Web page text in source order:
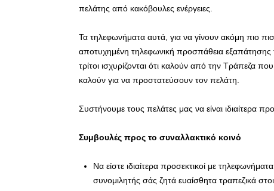
πελάτης από κακόβουλες ενέργειες.
Τα τηλεφωνήματα αυτά, για να γίνουν ακόμη πιο
αποτυχημένη τηλεφωνική προσπάθεια εξαπάτησης
τρίτοι ισχυρίζονται ότι καλούν από την Τράπεζα
καλούν για να προστατεύσουν τον πελάτη.
Συστήνουμε τους πελάτες μας να είναι ιδιαίτερα
Συμβουλές προς το συναλλακτικό κοινό
Να είστε ιδιαίτερα προσεκτικοί με
συνομιλητής σάς ζητά ευαίσθητα τραπεζικά